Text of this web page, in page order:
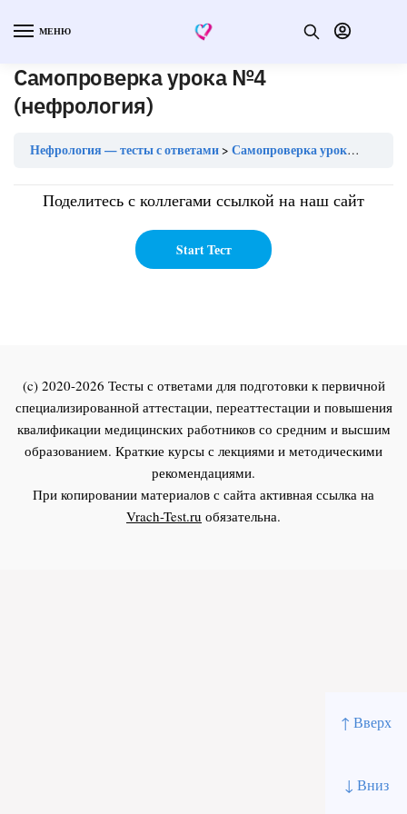
↑ Вверх
↓ Вниз
МЕНЮ
Самопроверка урока №4
(нефрология)
Нефрология — тесты с ответами Самопроверка урока №4 (нефрология)
Поделитесь с коллегами ссылкой на наш сайт
(c) 2020-2026 Тесты с ответами для подготовки к первичной
специализированной аттестации, переаттестации и повышения
квалификации медицинских работников со средним и высшим
образованием. Краткие курсы с лекциями и методическими
рекомендациями.
При копировании материалов с сайта активная ссылка на
Vrach-Test.ru обязательна.